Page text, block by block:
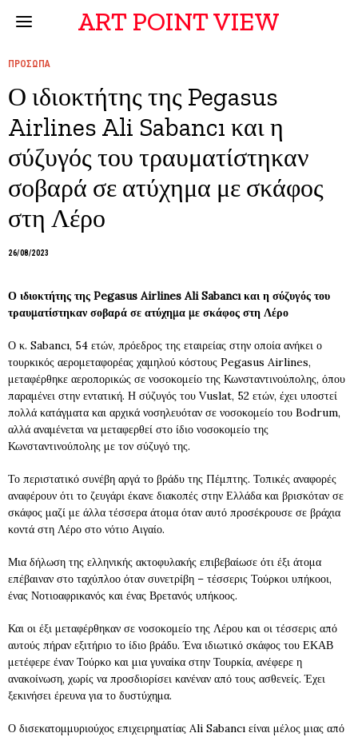
ART POINT VIEW
ΠΡΟΣΩΠΑ
Ο ιδιοκτήτης της Pegasus
Airlines Ali Sabancı και η
σύζυγός του τραυματίστηκαν
σοβαρά σε ατύχημα με σκάφος
στη Λέρο
26/08/2023
Ο ιδιοκτήτης της Pegasus Airlines Ali Sabancı και η σύζυγός του
τραυματίστηκαν σοβαρά σε ατύχημα με σκάφος στη Λέρο
Ο κ. Sabancı, 54 ετών, πρόεδρος της εταιρείας στην οποία ανήκει ο
τουρκικός αερομεταφορέας χαμηλού κόστους Pegasus Airlines,
μεταφέρθηκε αεροπορικώς σε νοσοκομείο της Κωνσταντινούπολης, όπου
παραμένει στην εντατική. Η σύζυγός του Vuslat, 52 ετών, έχει υποστεί
πολλά κατάγματα και αρχικά νοσηλευόταν σε νοσοκομείο του Bodrum,
αλλά αναμένεται να μεταφερθεί στο ίδιο νοσοκομείο της
Κωνσταντινούπολης με τον σύζυγό της.
Το περιστατικό συνέβη αργά το βράδυ της Πέμπτης. Τοπικές αναφορές
αναφέρουν ότι το ζευγάρι έκανε διακοπές στην Ελλάδα και βρισκόταν σε
σκάφος μαζί με άλλα τέσσερα άτομα όταν αυτό προσέκρουσε σε βράχια
κοντά στη Λέρο στο νότιο Αιγαίο.
Μια δήλωση της ελληνικής ακτοφυλακής επιβεβαίωσε ότι έξι άτομα
επέβαιναν στο ταχύπλοο όταν συνετρίβη – τέσσερις Τούρκοι υπήκοοι,
ένας Νοτιοαφρικανός και ένας Βρετανός υπήκοος.
Και οι έξι μεταφέρθηκαν σε νοσοκομείο της Λέρου και οι τέσσερις από
αυτούς πήραν εξιτήριο το ίδιο βράδυ. Ένα ιδιωτικό σκάφος του ΕΚΑΒ
μετέφερε έναν Τούρκο και μια γυναίκα στην Τουρκία, ανέφερε η
ανακοίνωση, χωρίς να προσδιορίσει κανέναν από τους ασθενείς. Έχει
ξεκινήσει έρευνα για το δυστύχημα.
Ο δισεκατομμυριούχος επιχειρηματίας Ali Sabancı είναι μέλος μιας από